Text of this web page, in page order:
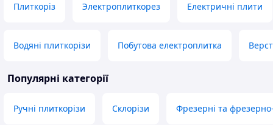
Плиткоріз Электроплиткорез Електричні плити
Водяні плиткорізи Побутова електроплитка
Популярні категорії
Ручні плиткорізи Склорізи Фрезерні та